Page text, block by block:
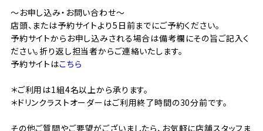
〜お申し込み・お問い合わせ〜
店頭、または予約サイトより5日前までにご予約ください。
予約サイトからお申し込みされる場合は備考欄にその旨ご記入く
ださい。折り返し担当者からご連絡いたします。
予約サイトはこちら
＊ご利用は1組4名以上から承ります。
＊ドリンクラストオーダーはご利用終了時間の30分前です。
その他ご質問やご要望がございましたら、お気軽に店舗スタッフま